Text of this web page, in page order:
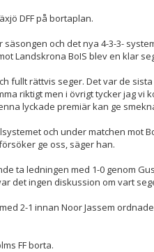
DFF på bortaplan.
och det nya 4-3-3-
Landskrona BoIS blev en klar
fullt rättvis seger. Det var de
riktigt men i övrigt tycker jag vi
lyckade premiär kan ge
och under matchen mot
ge oss, säger han.
ta ledningen med 1-0 genom
det ingen diskussion om vart
2-1 innan Noor Jassem
FF borta.